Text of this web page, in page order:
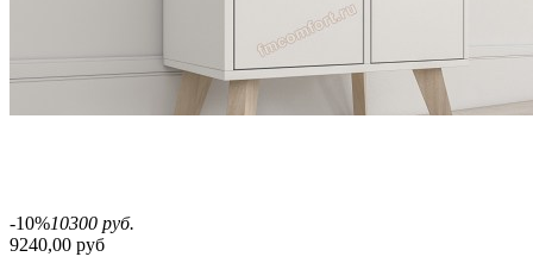
-10%10300 руб.
9240,00 руб